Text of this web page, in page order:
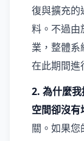
復與擴充的
料。不過由
業，整體
在此期間進
2. 為什麼
空間卻沒有
關。如果您